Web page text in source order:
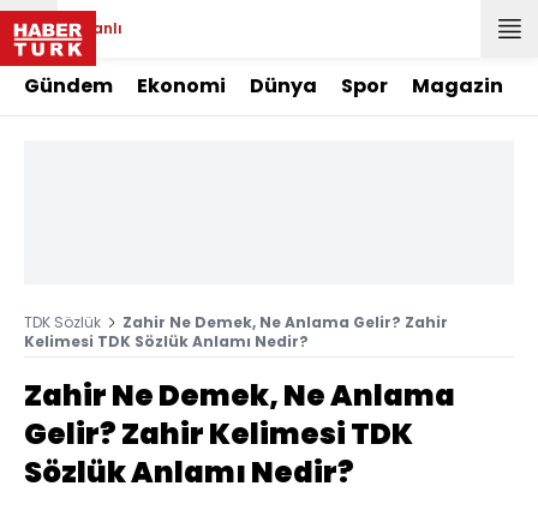
Canlı
Gündem Ekonomi Dünya Spor Magazin
TDK Sözlük
Zahir Ne Demek, Ne Anlama Gelir? Zahir
Kelimesi TDK Sözlük Anlamı Nedir?
Zahir Ne Demek, Ne Anlama
Gelir? Zahir Kelimesi TDK
Sözlük Anlamı Nedir?